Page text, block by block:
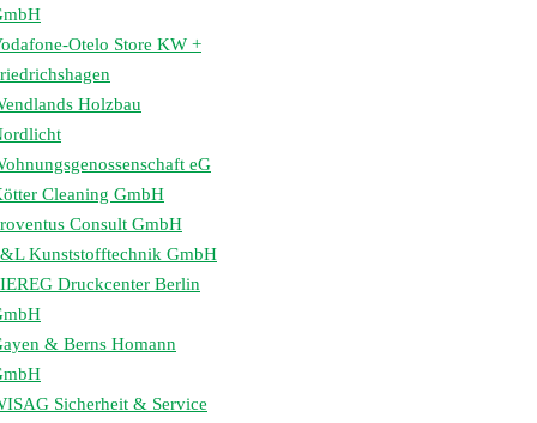
Otelo Store KW +
Holzbau
eG
Cleaning GmbH
Consult GmbH
Kunststofftechnik GmbH
Druckcenter Berlin
& Berns Homann
Sicherheit & Service